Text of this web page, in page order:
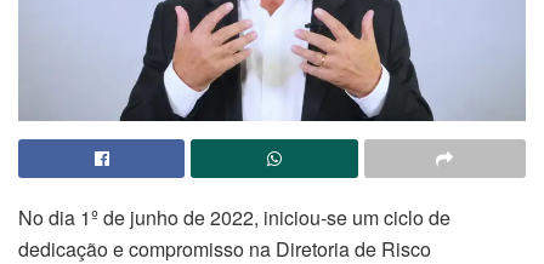
No dia 1º de junho de 2022, iniciou-se um ciclo de
dedicação e compromisso na Diretoria de Risco